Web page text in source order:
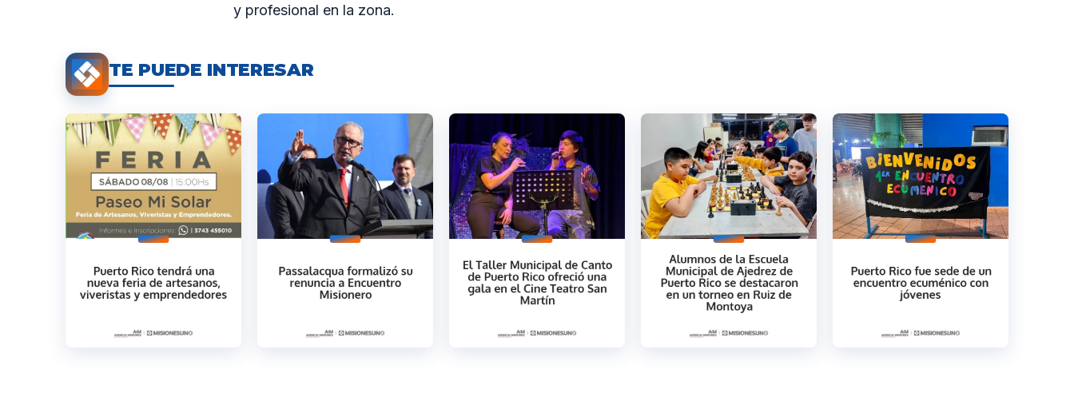
y profesional en la zona.
TE PUEDE INTERESAR